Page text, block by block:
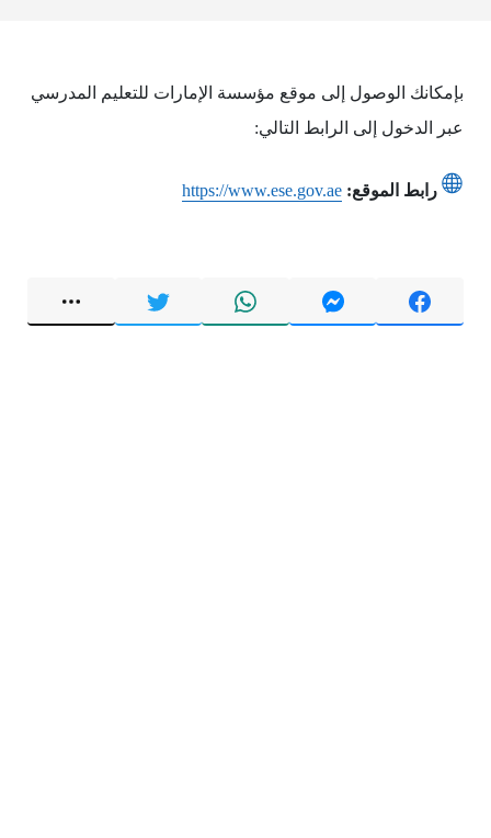
بإمكانك الوصول إلى موقع مؤسسة الإمارات للتعليم المدرسي
عبر الدخول إلى الرابط التالي:
رابط الموقع: https://www.ese.gov.ae